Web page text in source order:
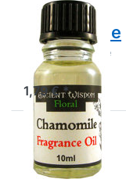
Duftöl
Chamomille
Duftöl Chamomille
1,79 € *
Drücken
Sie
ENTER
für mehr
Optionen